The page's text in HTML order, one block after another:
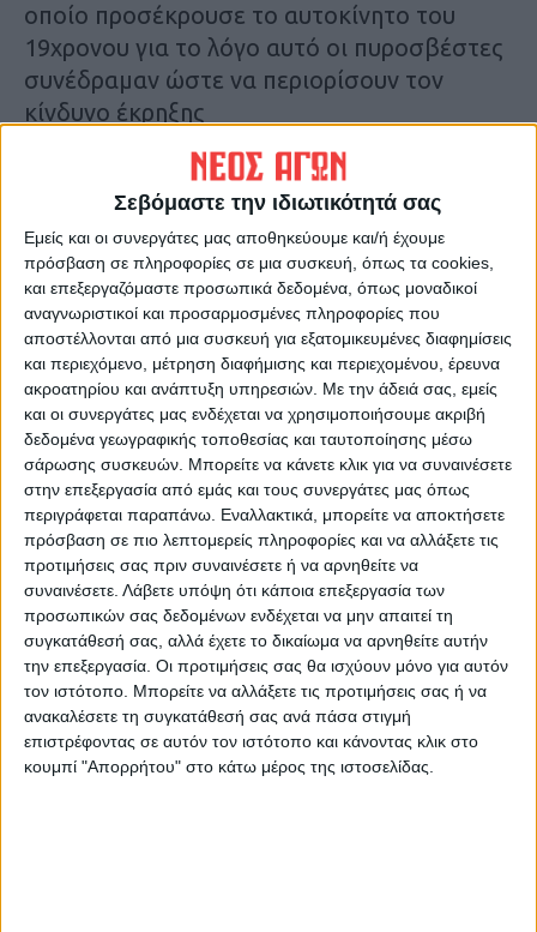
Σεβόμαστε την ιδιωτικότητά σας
Εμείς και οι συνεργάτες μας αποθηκεύουμε και/ή έχουμε
πρόσβαση σε πληροφορίες σε μια συσκευή, όπως τα cookies,
και επεξεργαζόμαστε προσωπικά δεδομένα, όπως μοναδικοί
αναγνωριστικοί και προσαρμοσμένες πληροφορίες που
αποστέλλονται από μια συσκευή για εξατομικευμένες διαφημίσεις
και περιεχόμενο, μέτρηση διαφήμισης και περιεχομένου, έρευνα
ακροατηρίου και ανάπτυξη υπηρεσιών. Με την άδειά σας, εμείς
και οι συνεργάτες μας ενδέχεται να χρησιμοποιήσουμε ακριβή
δεδομένα γεωγραφικής τοποθεσίας και ταυτοποίησης μέσω
σάρωσης συσκευών. Μπορείτε να κάνετε κλικ για να συναινέσετε
στην επεξεργασία από εμάς και τους συνεργάτες μας όπως
περιγράφεται παραπάνω. Εναλλακτικά, μπορείτε να αποκτήσετε
πρόσβαση σε πιο λεπτομερείς πληροφορίες και να αλλάξετε τις
προτιμήσεις σας πριν συναινέσετε ή να αρνηθείτε να
συναινέσετε. Λάβετε υπόψη ότι κάποια επεξεργασία των
προσωπικών σας δεδομένων ενδέχεται να μην απαιτεί τη
συγκατάθεσή σας, αλλά έχετε το δικαίωμα να αρνηθείτε αυτήν
την επεξεργασία. Οι προτιμήσεις σας θα ισχύουν μόνο για αυτόν
τον ιστότοπο. Μπορείτε να αλλάξετε τις προτιμήσεις σας ή να
ανακαλέσετε τη συγκατάθεσή σας ανά πάσα στιγμή
επιστρέφοντας σε αυτόν τον ιστότοπο και κάνοντας κλικ στο
κουμπί "Απορρήτου" στο κάτω μέρος της ιστοσελίδας.
οποίο προσέκρουσε το αυτοκίνητο του
19χρονου για το λόγο αυτό οι πυροσβέστες
συνέδραμαν ώστε να περιορίσουν τον
κίνδυνο έκρηξης
Δείτε εικόνα σήμερα το πρωί από το χώρο
του τροχαίου:
Τελευταίες Ειδήσεις Σήμερα
Ακολούθησε την εφημερίδα ΝΕΟΣ
ΑΓΩΝ στο Google News!
Όλες οι εξελίξεις στην περιοχή της
Καρδίτσας και ευρύτερα της Θεσσαλίας
ΠΡΟΗΓΟΥΜΕΝΟ ΑΡΘΡΟ
Τελετή λήξης 39ου φεστιβάλ
ερασιτεχνικού θεάτρου
Καρδίτσας
ΕΠΟΜΕΝΟ ΑΡΘΡΟ
Ουκρανία: Ρωσικές
αεροπορικές επιθέσεις στο
Κίεβο και την περιφέρεια της